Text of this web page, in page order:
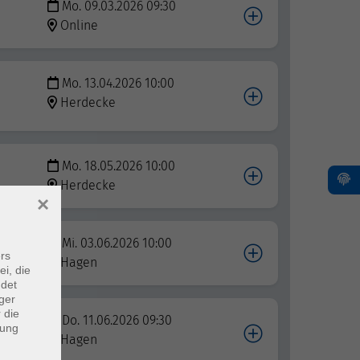
Mo. 09.03.2026 09:30
Online
Mo. 13.04.2026 10:00
Herdecke
Mo. 18.05.2026 10:00
Herdecke
Mi. 03.06.2026 10:00
Hagen
Do. 11.06.2026 09:30
Hagen
die
die
×